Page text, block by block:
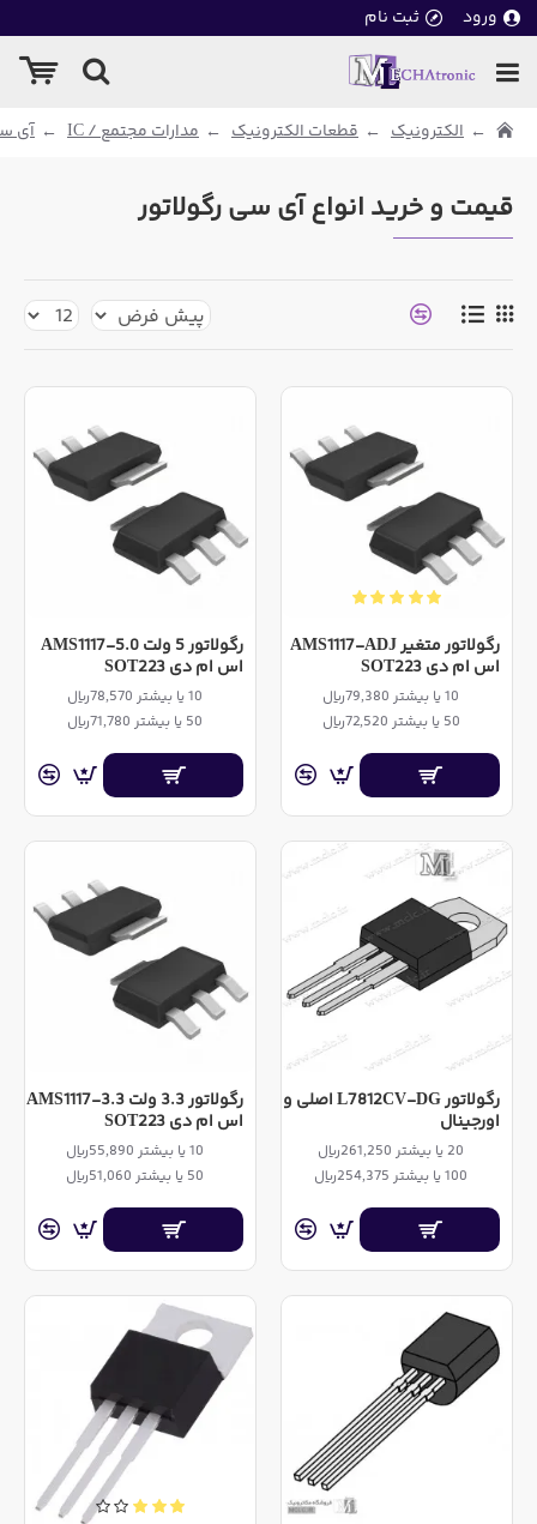
ورود ثبت نام
الکترونیک قطعات الکترونیک مدارات مجتمع / IC آی
قیمت و خرید انواع آی سی رگولاتور
رگولاتور متغیر AMS1117-ADJ
اس ام دی SOT223
10 یا بیشتر 79,380ریال
50 یا بیشتر 72,520ریال
رگولاتور 5 ولت AMS1117-5.0
اس ام دی SOT223
10 یا بیشتر 78,570ریال
50 یا بیشتر 71,780ریال
رگولاتور L7812CV-DG اصلی و
اورجینال
20 یا بیشتر 261,250ریال
100 یا بیشتر 254,375ریال
رگولاتور 3.3 ولت AMS1117-3.3
اس ام دی SOT223
10 یا بیشتر 55,890ریال
50 یا بیشتر 51,060ریال